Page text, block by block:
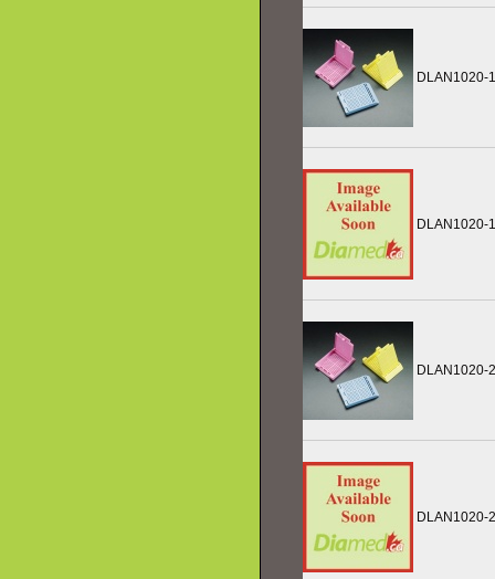
DLAN1020-
DLAN1020-
DLAN1020-2
DLAN1020-